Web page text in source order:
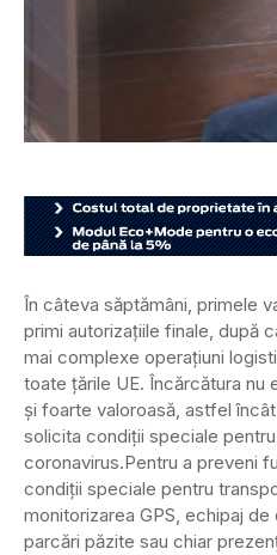
În câteva săptămâni, primele
primi autorizațiile finale, după
mai complexe operațiuni
toate țările UE. Încărcătura nu
și foarte valoroasă, astfel
solicita condiții speciale
coronavirus.Pentru a preveni
condiții speciale pentru
monitorizarea GPS, echipaj
parcări păzite sau chiar